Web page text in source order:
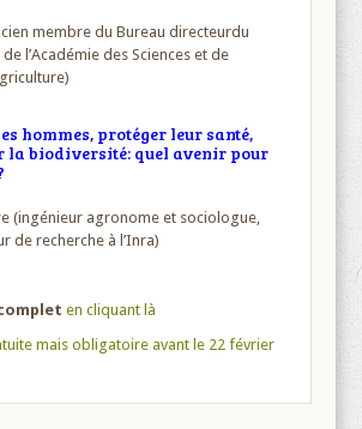
membre du Bureau directeurdu
l’Académie des Sciences et de
hommes, protéger leur santé,
la biodiversité: quel avenir pour
(ingénieur agronome et sociologue,
de recherche à l’Inra)
en cliquant là
mais obligatoire avant le 22 février